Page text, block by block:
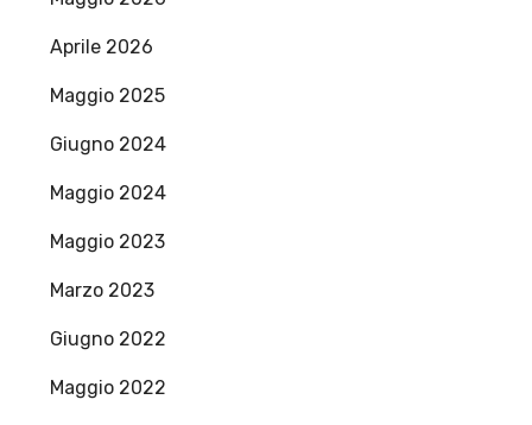
Aprile 2026
Maggio 2025
Giugno 2024
Maggio 2024
Maggio 2023
Marzo 2023
Giugno 2022
Maggio 2022